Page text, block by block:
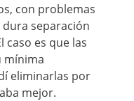
con problemas
separación
caso es que las
mínima
eliminarlas por
mejor.